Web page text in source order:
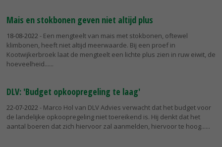
Mais en stokbonen geven niet altijd plus
18-08-2022 - Een mengteelt van mais met stokbonen, oftewel
klimbonen, heeft niet altijd meerwaarde. Bij een proef in
Kootwijkerbroek laat de mengteelt een lichte plus zien in ruw eiwit, de
hoeveelheid...
DLV: 'Budget opkoopregeling te laag'
22-07-2022 - Marco Hol van DLV Advies verwacht dat het budget voor
de landelijke opkoopregeling niet toereikend is. Hij denkt dat het
aantal boeren dat zich hiervoor zal aanmelden, hiervoor te hoog...